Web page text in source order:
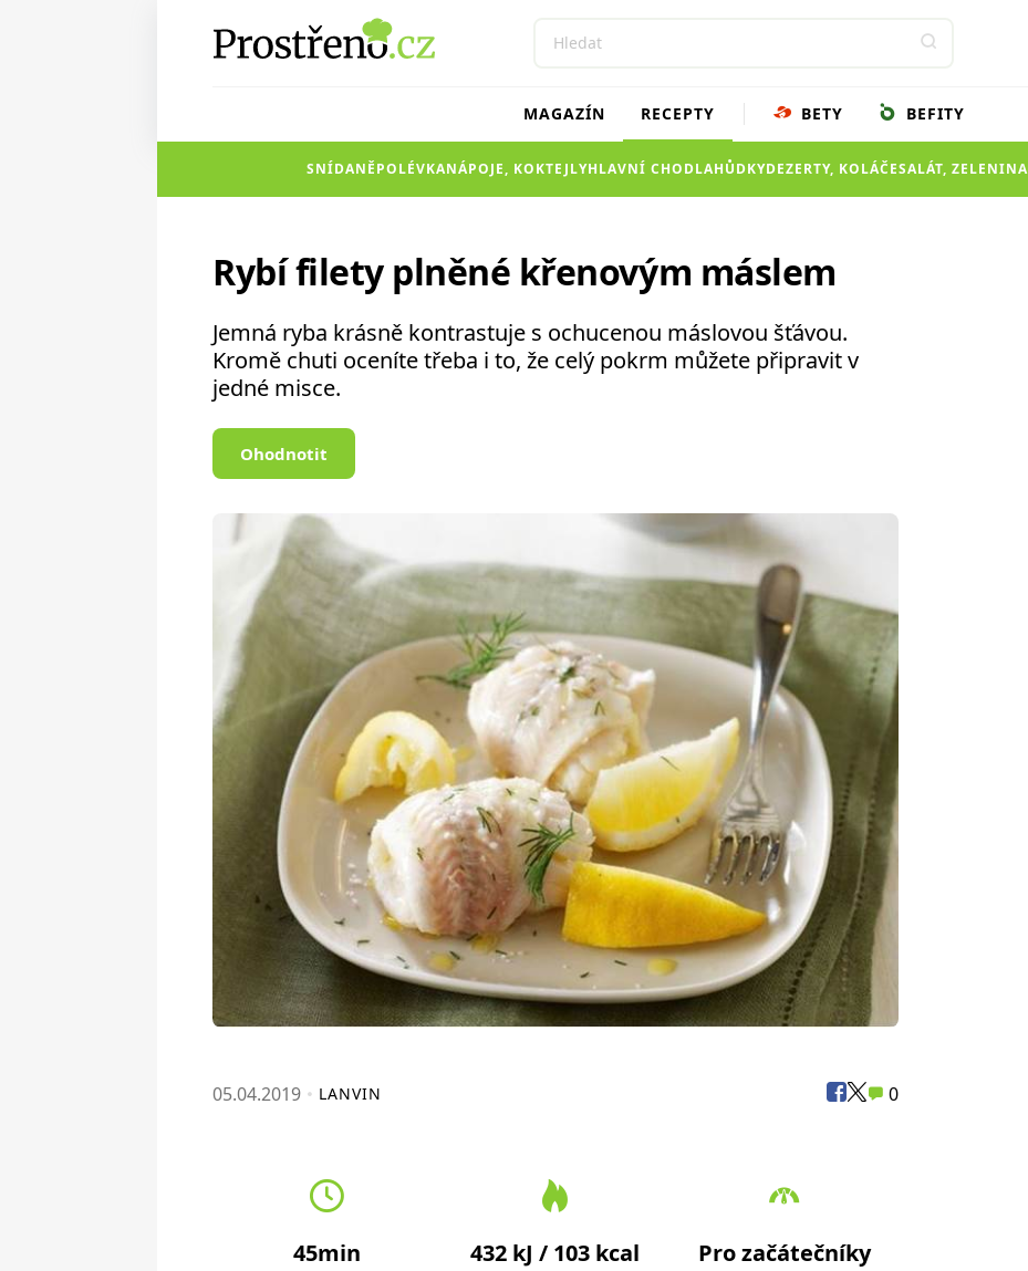
MAGAZÍN RECEPTY BETY BEFITY
SNÍDANĚPOLÉVKANÁPOJE, KOKTEJLYHLAVNÍ CHODLAHŮDKYDEZERTY, KOLÁČESALÁT, ZELENINA
Rybí filety plněné křenovým máslem
Jemná ryba krásně kontrastuje s ochucenou máslovou šťávou.
Kromě chuti oceníte třeba i to, že celý pokrm můžete připravit v
jedné misce.
Ohodnotit
05.04.2019 LANVIN 0
45min 432 kJ / 103 kcal Pro začátečníky